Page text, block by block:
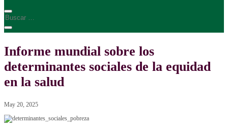
Informe mundial sobre los
determinantes sociales de la equidad
en la salud
May 20, 2025